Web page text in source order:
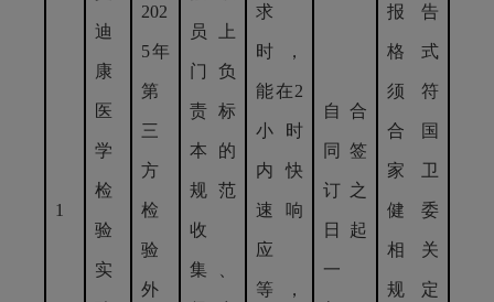
1
迪
康
医
学
检
验
实
202
5年
第
三
方
检
验
外
员上
门负
责标
本的
规范
收
集、
求
时，
能在2
小时
内快
速响
应
等，
自合
同签
订之
日起
一
报告
格式
须符
合国
家卫
健委
相关
规定